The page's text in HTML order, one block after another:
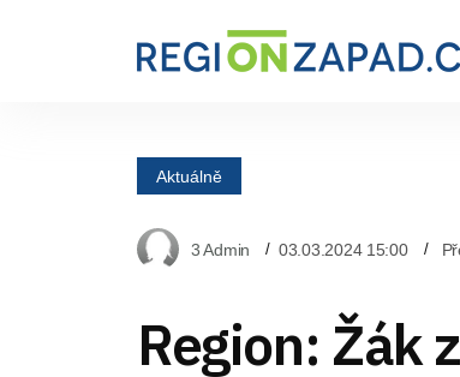
Aktuálně
3 Admin 03.03.2024 15:00
Region: Žák